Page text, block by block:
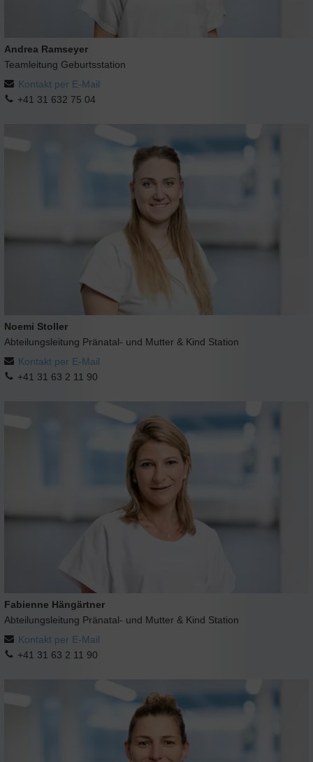
Andrea Ramseyer
Teamleitung Geburtsstation
Kontakt per E-Mail
+41 31 632 75 04
Noemi Stoller
Abteilungsleitung Pränatal- und Mutter & Kind Station
Kontakt per E-Mail
+41 31 63 2 11 90
Fabienne Hängärtner
Abteilungsleitung Pränatal- und Mutter & Kind Station
Kontakt per E-Mail
+41 31 63 2 11 90